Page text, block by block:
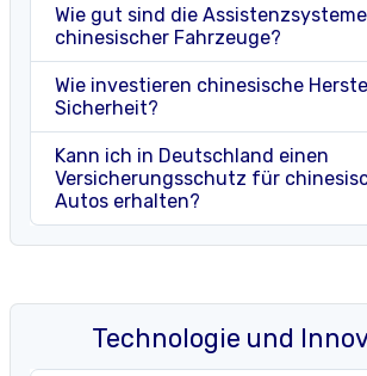
Wie gut sind die Assistenzsysteme
chinesischer Fahrzeuge?
Wie investieren chinesische
Sicherheit?
Kann ich in Deutschland einen
Versicherungsschutz für
Autos erhalten?
Technologie und